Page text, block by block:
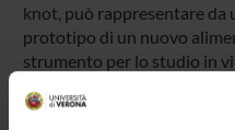
knot, può rappresentare da
prototipo di un nuovo
strumento per lo studio in